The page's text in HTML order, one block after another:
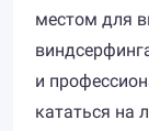
местом для
и
кататься на